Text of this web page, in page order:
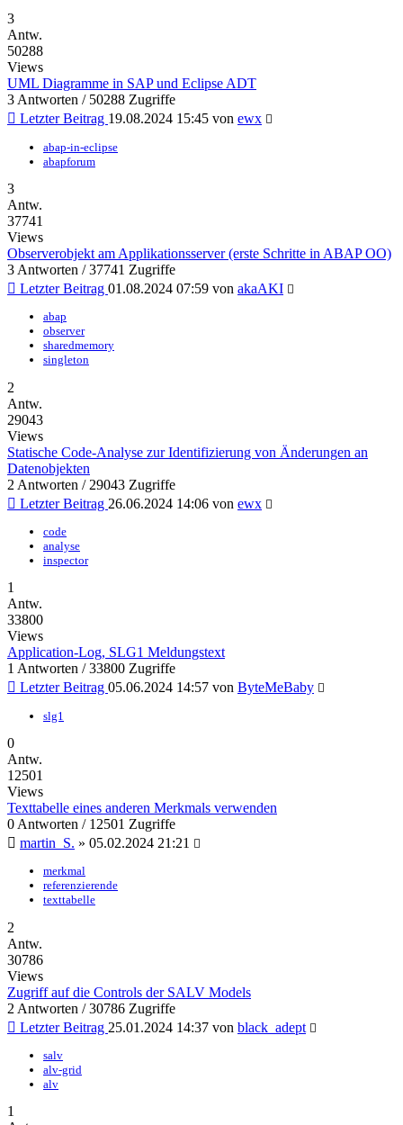
3
Antw.
50288
Views
UML Diagramme in SAP und Eclipse ADT
3 Antworten / 50288 Zugriffe
Letzter Beitrag 19.08.2024 15:45 von ewx
abap-in-eclipse
abapforum
3
Antw.
37741
Views
Observerobjekt am Applikationsserver (erste Schritte in ABAP OO)
3 Antworten / 37741 Zugriffe
Letzter Beitrag 01.08.2024 07:59 von akaAKI
abap
observer
sharedmemory
singleton
2
Antw.
29043
Views
Statische Code-Analyse zur Identifizierung von Änderungen an
Datenobjekten
2 Antworten / 29043 Zugriffe
Letzter Beitrag 26.06.2024 14:06 von ewx
code
analyse
inspector
1
Antw.
33800
Views
Application-Log, SLG1 Meldungstext
1 Antworten / 33800 Zugriffe
Letzter Beitrag 05.06.2024 14:57 von ByteMeBaby
slg1
0
Antw.
12501
Views
Texttabelle eines anderen Merkmals verwenden
0 Antworten / 12501 Zugriffe
martin_S. » 05.02.2024 21:21
merkmal
referenzierende
texttabelle
2
Antw.
30786
Views
Zugriff auf die Controls der SALV Models
2 Antworten / 30786 Zugriffe
Letzter Beitrag 25.01.2024 14:37 von black_adept
salv
alv-grid
alv
1